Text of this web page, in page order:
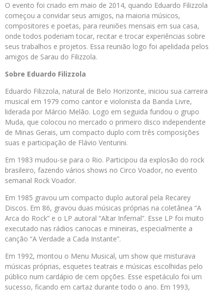
O evento foi criado em maio de 2014, quando Eduardo Filizzola
começou a convidar seus amigos, na maioria músicos,
compositores e poetas, para reuniões mensais em sua casa,
onde todos poderiam tocar, recitar e trocar experiências sobre
seus trabalhos e projetos. Essa reunião logo foi apelidada pelos
amigos de Sarau do Filizzola.
Sobre Eduardo Filizzola
Eduardo Filizzola, natural de Belo Horizonte, iniciou sua carreira
musical em 1979 como cantor e violonista da Banda Livre,
liderada por Márcio Melão. Logo em seguida fundou o grupo
Muda, que colocou no mercado o primeiro disco independente
de Minas Gerais, um compacto duplo com três composições
suas e participação de Flávio Venturini.
Em 1983 mudou-se para o Rio. Participou da explosão do rock
brasileiro, fazendo vários shows no Circo Voador, no evento
semanal Rock Voador.
Em 1985 gravou um compacto duplo autoral pela Recarey
Discos. Em 86, gravou duas músicas próprias na coletânea “A
Arca do Rock” e o LP autoral “Altar Infernal”. Esse LP foi muito
executado nas rádios cariocas e mineiras, especialmente a
canção “A Verdade a Cada Instante”.
Em 1992, montou o Menu Musical, um show que misturava
músicas próprias, esquetes teatrais e músicas escolhidas pelo
público num cardápio de cem opções. Esse espetáculo foi um
sucesso, ficando em cartaz durante todo o ano. Em 1993,